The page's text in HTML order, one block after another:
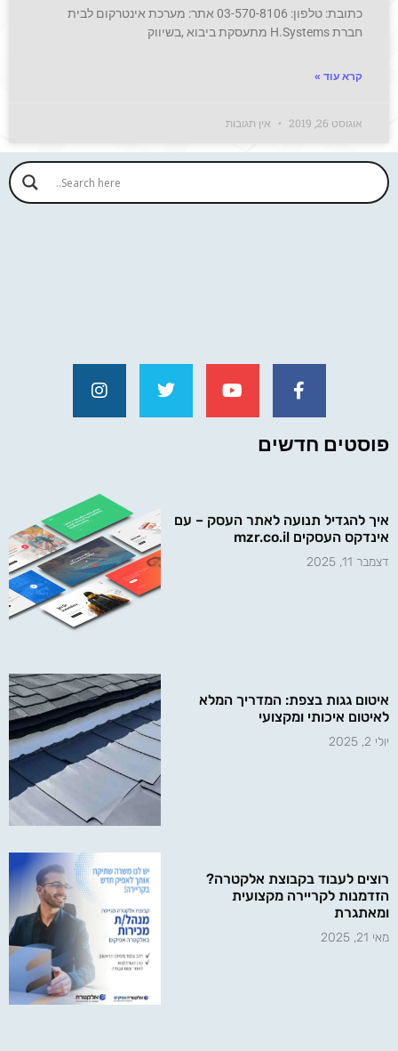
כתובת: טלפון: 03-570-8106 אתר: מערכת אינטרקום לבית
חברת H.Systems מתעסקת ביבוא ,בשיווק
קרא עוד »
אוגוסט 26, 2019 אין תגובות
פוסטים חדשים
איך להגדיל תנועה לאתר העסק – עם
אינדקס העסקים mzr.co.il
דצמבר 11, 2025
איטום גגות בצפת: המדריך המלא
לאיטום איכותי ומקצועי
יולי 2, 2025
רוצים לעבוד בקבוצת אלקטרה?
הזדמנות לקריירה מקצועית
ומאתגרת
מאי 21, 2025